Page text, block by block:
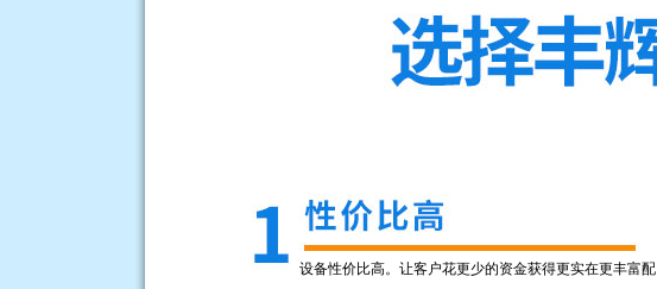
设备性价比高。让客户花更少的资金获得更实在更丰富配